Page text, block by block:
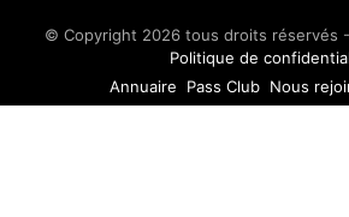
© Copyright 2026 tous droits réservés -
Politique de
Annuaire
Pass Club Nous